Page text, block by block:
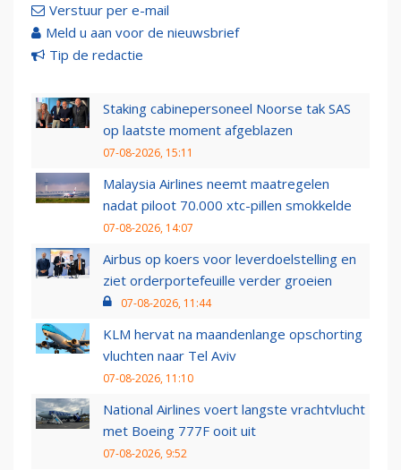
Verstuur per e-mail
Meld u aan voor de nieuwsbrief
Tip de redactie
Staking cabinepersoneel Noorse tak SAS
op laatste moment afgeblazen
07-08-2026, 15:11
Malaysia Airlines neemt maatregelen
nadat piloot 70.000 xtc-pillen smokkelde
07-08-2026, 14:07
Airbus op koers voor leverdoelstelling en
ziet orderportefeuille verder groeien
07-08-2026, 11:44
KLM hervat na maandenlange opschorting
vluchten naar Tel Aviv
07-08-2026, 11:10
National Airlines voert langste vrachtvlucht
met Boeing 777F ooit uit
07-08-2026, 9:52